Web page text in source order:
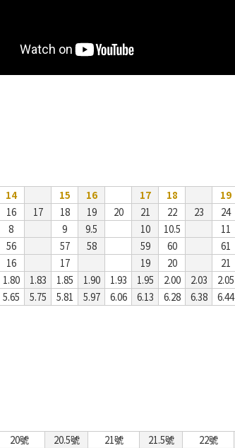
14 15 16 17 18 19
16 17 18 19 20 21 22 23 24
8 9 9.5 10 10.5 11
56 57 58 59 60 61
16 17 19 20 21
1.80 1.83 1.85 1.90 1.93 1.95 2.00 2.03 2.05
5.65 5.75 5.81 5.97 6.06 6.13 6.28 6.38 6.44
20號 20.5號 21號 21.5號 22號